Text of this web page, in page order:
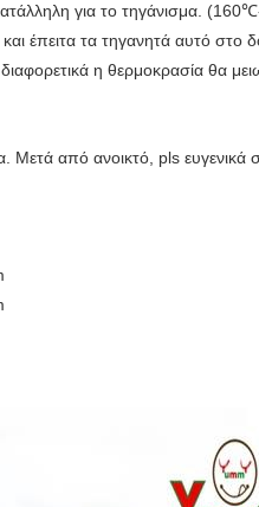
για το τηγάνισμα.
έπειτα τα τηγανητά αυτό στο
η θερμοκρασία θα
Μετά από ανοικτό, pls